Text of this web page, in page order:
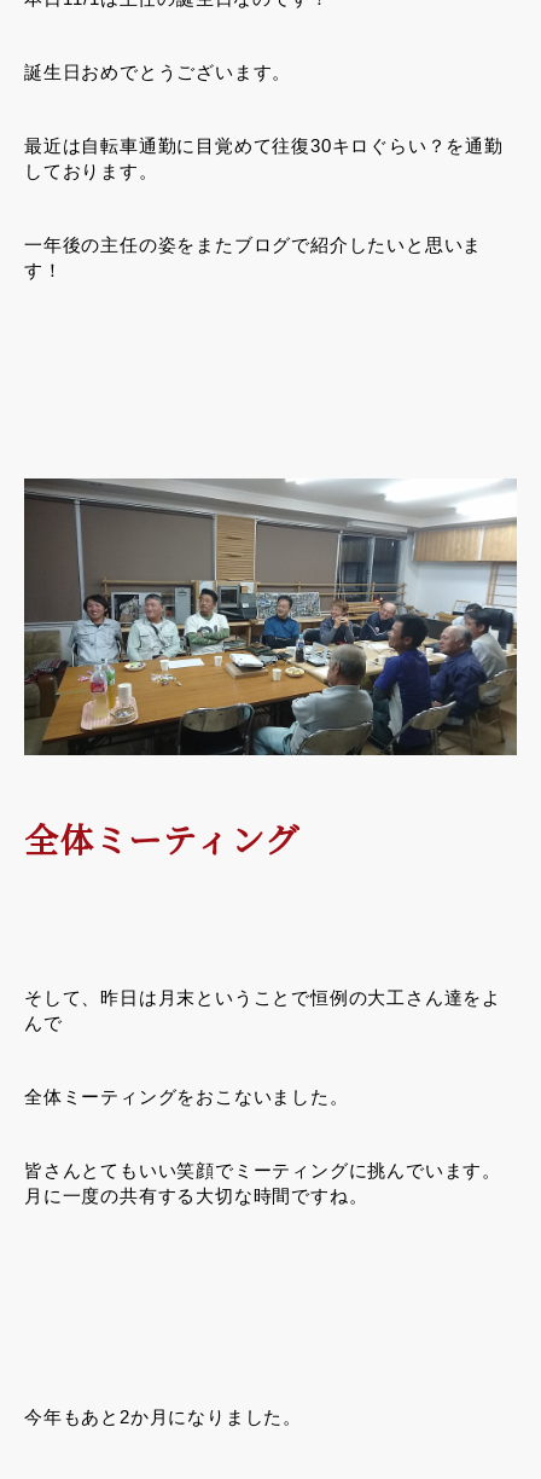
誕生日おめでとうございます。
最近は自転車通勤に目覚めて往復30キロぐらい？を通勤
しております。
一年後の主任の姿をまたブログで紹介したいと思いま
す！
全体ミーティング
そして、昨日は月末ということで恒例の大工さん達をよ
んで
全体ミーティングをおこないました。
皆さんとてもいい笑顔でミーティングに挑んでいます。
月に一度の共有する大切な時間ですね。
今年もあと2か月になりました。